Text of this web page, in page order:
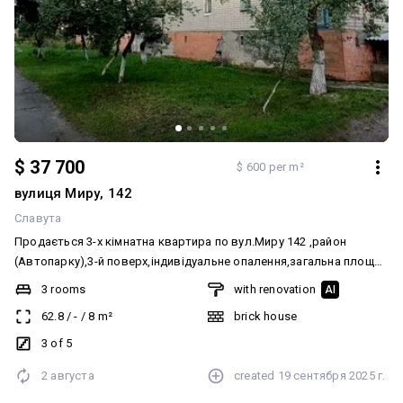
$ 37 700 $ 600 per m²
вулиця Миру, 142
Славута
Продається 3-х кімнатна квартира по вул.Миру 142 ,район
(Автопарку),3-й поверх,індивідуальне опалення,загальна площа
62.8 м2 Додатково: Тип будинку: Житловий фонд 80-90-і. Система
опалення: Індивідуальне газове. Ремонт: Житловий стан.
Меблювання: Так
3 rooms
62.8/- /8 m²
3 of 5
with renovation AI
brick house
2 августа created 19 сентября 2025 г.